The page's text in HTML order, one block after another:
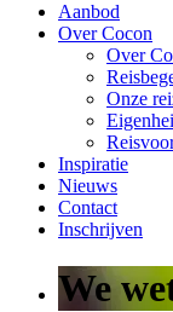
Aanbod
Over Cocon
Over
Onze
Inspiratie
Nieuws
Contact
Inschrijven
We